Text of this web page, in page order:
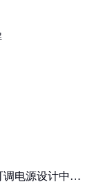
调电源设计中的